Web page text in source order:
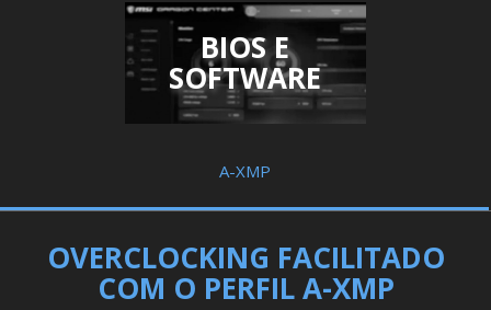
BIOS E
SOFTWARE
A-XMP
OVERCLOCKING FACILITADO
COM O PERFIL A-XMP